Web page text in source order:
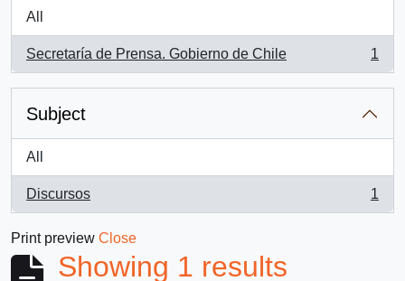
All
Secretaría de Prensa. Gobierno de Chile
, 1 results
1
Subject
All
Discursos
, 1 results
1
Print preview Close
Showing 1 results